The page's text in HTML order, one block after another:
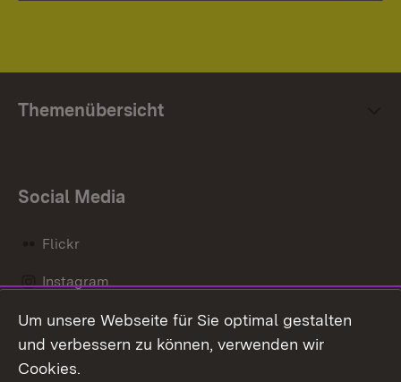
Themenübersicht
Social Media
Flickr
Instagram
Social Wall
Um unsere Webseite für Sie optimal gestalten
und verbessern zu können, verwenden wir
Cookies.